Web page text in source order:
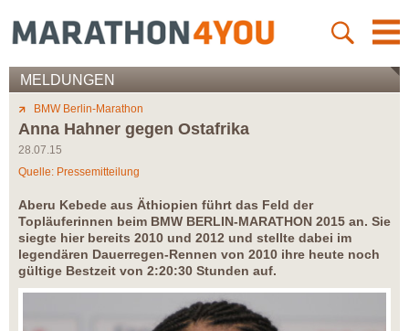
MELDUNGEN
BMW Berlin-Marathon
Anna Hahner gegen Ostafrika
28.07.15
Quelle: Pressemitteilung
Aberu Kebede aus Äthiopien führt das Feld der
Topläuferinnen beim BMW BERLIN-MARATHON 2015 an. Sie
siegte hier bereits 2010 und 2012 und stellte dabei im
legendären Dauerregen-Rennen von 2010 ihre heute noch
gültige Bestzeit von 2:20:30 Stunden auf.